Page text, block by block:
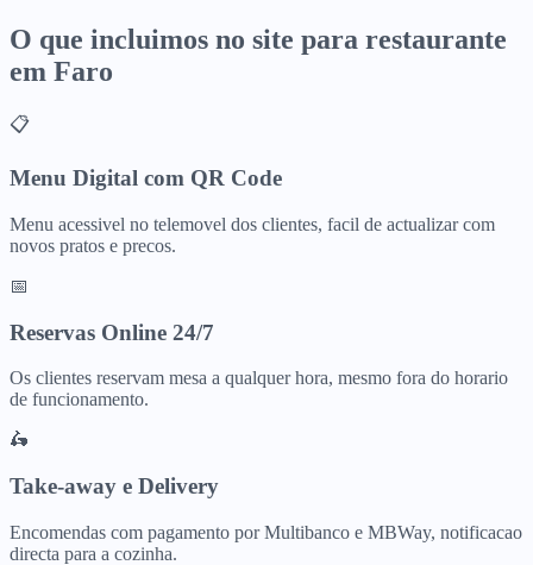
O que incluimos no site para restaurante
em Faro
📋
Menu Digital com QR Code
Menu acessivel no telemovel dos clientes, facil de actualizar com
novos pratos e precos.
📅
Reservas Online 24/7
Os clientes reservam mesa a qualquer hora, mesmo fora do horario
de funcionamento.
🛵
Take-away e Delivery
Encomendas com pagamento por Multibanco e MBWay, notificacao
directa para a cozinha.